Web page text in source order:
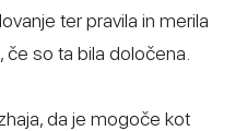
ter pravila in merila
so ta bila določena.
da je mogoče kot